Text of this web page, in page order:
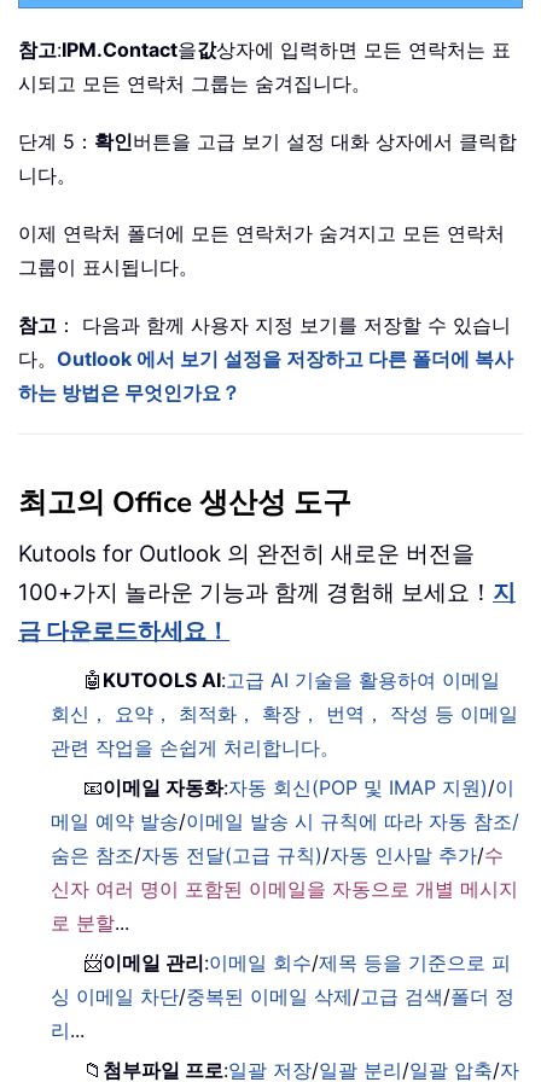
참고:IPM.Contact을값상자에 입력하면 모든 연락처는 표
시되고 모든 연락처 그룹는 숨겨집니다。
단계 5： 확인버튼을 고급 보기 설정 대화 상자에서 클릭합
니다。
이제 연락처 폴더에 모든 연락처가 숨겨지고 모든 연락처
그룹이 표시됩니다。
참고 ： 다음과 함께 사용자 지정 보기를 저장할 수 있습니
다。 Outlook 에서 보기 설정을 저장하고 다른 폴더에 복사
하는 방법은 무엇인가요？
최고의 Office 생산성 도구
Kutools for Outlook 의 완전히 새로운 버전을
100+가지 놀라운 기능과 함께 경험해 보세요！ 지
금 다운로드하세요！
🤖 KUTOOLS AI:고급 AI 기술을 활용하여 이메일
회신， 요약， 최적화， 확장， 번역， 작성 등 이메일
관련 작업을 손쉽게 처리합니다。
📧이메일 자동화:자동 회신(POP 및 IMAP 지원)/이
메일 예약 발송/이메일 발송 시 규칙에 따라 자동 참조/
숨은 참조/자동 전달(고급 규칙)/자동 인사말 추가/수
신자 여러 명이 포함된 이메일을 자동으로 개별 메시지
로 분할...
📨이메일 관리:이메일 회수/제목 등을 기준으로 피
싱 이메일 차단/중복된 이메일 삭제/고급 검색/폴더 정
리...
📁 첨부파일 프로:일괄 저장/일괄 분리/일괄 압축/자